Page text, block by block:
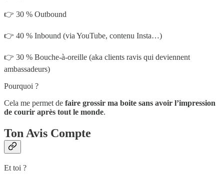
👉 30 % Outbound
👉 40 % Inbound (via YouTube, contenu Insta…)
👉 30 % Bouche-à-oreille (aka clients ravis qui deviennent
ambassadeurs)
Pourquoi ?
Cela me permet de faire grossir ma boite sans avoir l’impression
de courir après tout le monde.
Ton Avis Compte
Et toi ?